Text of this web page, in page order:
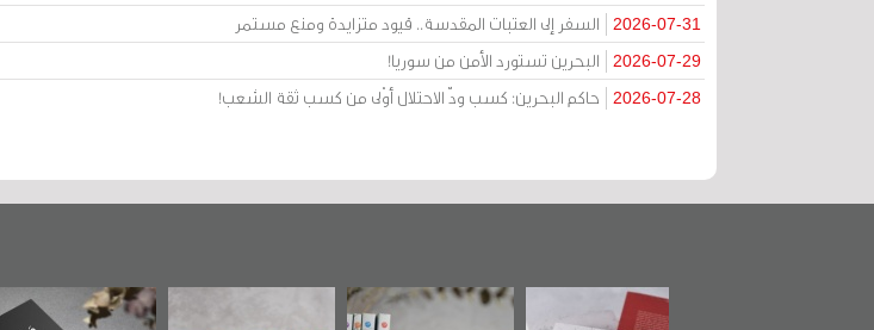
2026-07-31 السفر إلى العتبات المقدسة.. قيود متزايدة ومنع مستمر
2026-07-29 البحرين تستورد الأمن من سوريا!
2026-07-28 حاكم البحرين: كسب ودّ الاحتلال أوْلى من كسب ثقة الشعب!
تصنيف موضوعي
"مرآة البحرين"
حصاد 2017